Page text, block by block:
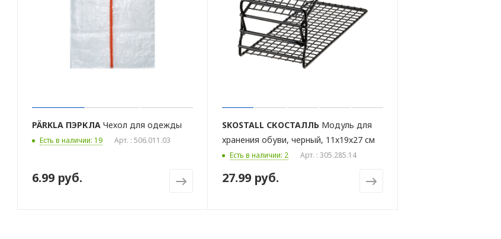
PÄRKLA ПЭРКЛА Чехол для одежды
Есть в наличии: 19 Арт. : 506.011.03
6.99 руб.
SKOSTALL СКОСТАЛЛЬ Модуль для
хранения обуви, черный, 11x19x27 см
Есть в наличии: 2 Арт. : 305.285.14
27.99 руб.